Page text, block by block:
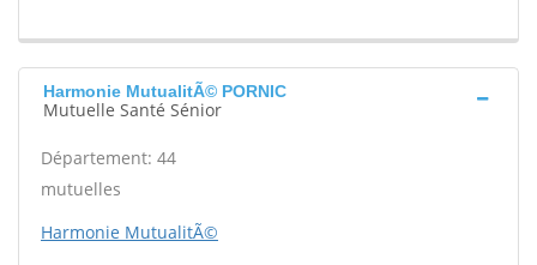
Harmonie MutualitÃ© PORNIC
Mutuelle Santé Sénior
Département: 44
mutuelles
Harmonie MutualitÃ©